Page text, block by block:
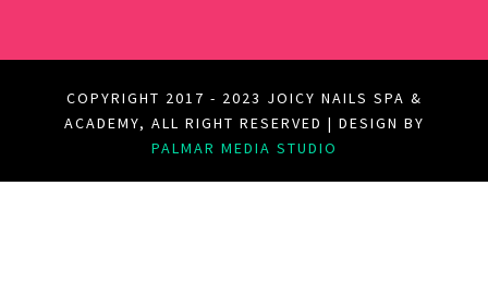
COPYRIGHT 2017 - 2023 JOICY NAILS SPA &
ACADEMY, ALL RIGHT RESERVED | DESIGN BY
PALMAR MEDIA STUDIO